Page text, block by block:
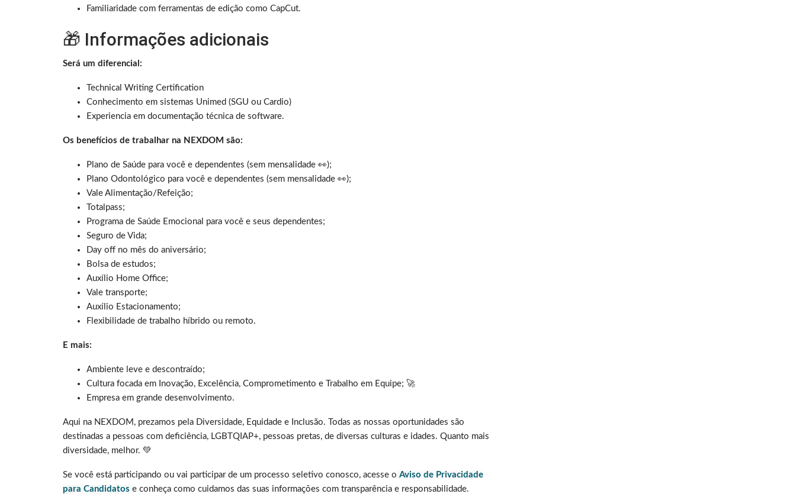
Familiaridade com ferramentas de edição como CapCut.
🎁 Informações adicionais
Será um diferencial:
Technical Writing Certification
Conhecimento em sistemas Unimed (SGU ou Cardio)
Experiencia em documentação técnica de software.
Os benefícios de trabalhar na NEXDOM são:
Plano de Saúde para você e dependentes (sem mensalidade 👀);
Plano Odontológico para você e dependentes (sem mensalidade 👀);
Vale Alimentação/Refeição;
Totalpass;
Programa de Saúde Emocional para você e seus dependentes;
Seguro de Vida;
Day off no mês do aniversário;
Bolsa de estudos;
Auxílio Home Office;
Vale transporte;
Auxílio Estacionamento;
Flexibilidade de trabalho híbrido ou remoto.
E mais:
Ambiente leve e descontraído;
Cultura focada em Inovação, Excelência, Comprometimento e Trabalho em Equipe; 🚀
Empresa em grande desenvolvimento.
Aqui na NEXDOM, prezamos pela Diversidade, Equidade e Inclusão. Todas as nossas oportunidades são
destinadas a pessoas com deficiência, LGBTQIAP+, pessoas pretas, de diversas culturas e idades. Quanto mais
diversidade, melhor. 💚
Se você está participando ou vai participar de um processo seletivo conosco, acesse o Aviso de Privacidade
para Candidatos e conheça como cuidamos das suas informações com transparência e responsabilidade.